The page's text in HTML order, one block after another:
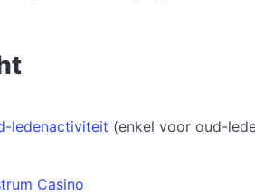
ledenactiviteit (enkel voor oud-
Casino